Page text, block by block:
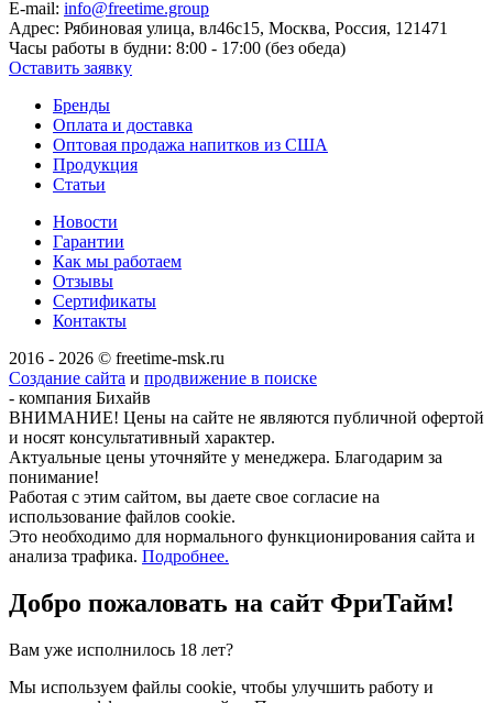
E-mail: info@freetime.group
Адрес: Рябиновая улица, вл46с15, Москва, Россия, 121471
Часы работы в будни: 8:00 - 17:00 (без обеда)
Оставить заявку
Бренды
Оплата и доставка
Оптовая продажа напитков из США
Продукция
Статьи
Новости
Гарантии
Как мы работаем
Отзывы
Сертификаты
Контакты
2016 - 2026 © freetime-msk.ru
Создание сайта и продвижение в поиске
- компания Бихайв
ВНИМАНИЕ! Цены на сайте не являются публичной офертой
и носят консультативный характер.
Актуальные цены уточняйте у менеджера. Благодарим за
понимание!
Работая с этим сайтом, вы даете свое согласие на
использование файлов cookie.
Это необходимо для нормального функционирования сайта и
анализа трафика. Подробнее.
Добро пожаловать на сайт ФриТайм!
Вам уже исполнилось 18 лет?
Мы используем файлы cookie, чтобы улучшить работу и